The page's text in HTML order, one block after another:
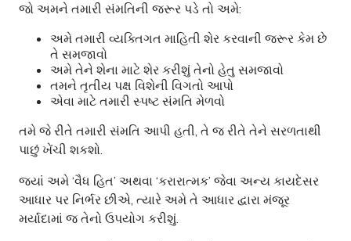
જો અમને તમારી સંમતિની જરૂર પડે તો અમે:
અમે તમારી વ્યક્તિગત માહિતી શેર કરવાની જરૂર કેમ છે
તે સમજાવો
અમે તેને શેના માટે શેર કરીશું તેનો હેતુ સમજાવો
તમને તૃતીય પક્ષ વિશેની વિગતો આપો
એવા માટે તમારી સ્પષ્ટ સંમતિ મેળવો
તમે જે રીતે તમારી સંમતિ આપી હતી, તે જ રીતે તેને સરળતાથી
પાછું ખેંચી શકશો.
જ્યાં અમે ‘વૈધ હિત’ અથવા ‘કરારાત્મક’ જેવા અન્ય કાયદેસર
આધાર પર નિર્ભર છીએ, ત્યારે અમે તે આધાર દ્વારા મંજૂર
મર્યાદામાં જ તેનો ઉપયોગ કરીશું.